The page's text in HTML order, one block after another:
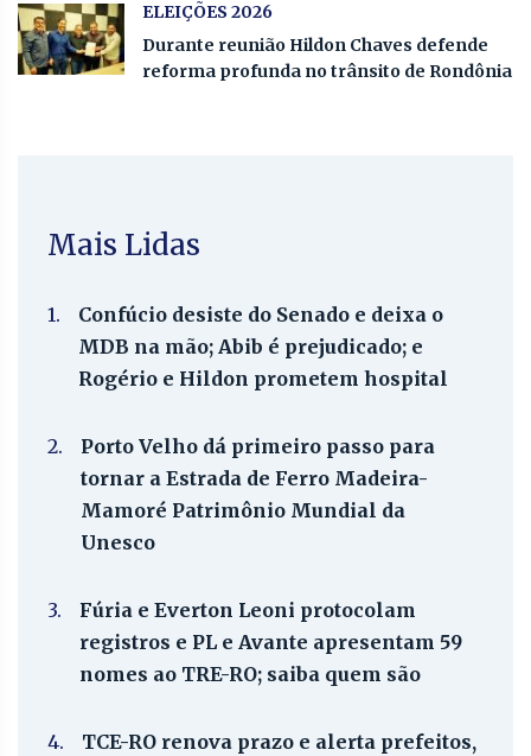
ELEIÇÕES 2026
Durante reunião Hildon Chaves defende
reforma profunda no trânsito de Rondônia
Mais Lidas
1.
Confúcio desiste do Senado e deixa o
MDB na mão; Abib é prejudicado; e
Rogério e Hildon prometem hospital
2.
Porto Velho dá primeiro passo para
tornar a Estrada de Ferro Madeira-
Mamoré Patrimônio Mundial da
Unesco
3.
Fúria e Everton Leoni protocolam
registros e PL e Avante apresentam 59
nomes ao TRE-RO; saiba quem são
4.
TCE-RO renova prazo e alerta prefeitos,